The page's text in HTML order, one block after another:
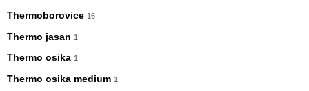
Thermoborovice 16
Thermo jasan 1
Thermo osika 1
Thermo osika medium 1